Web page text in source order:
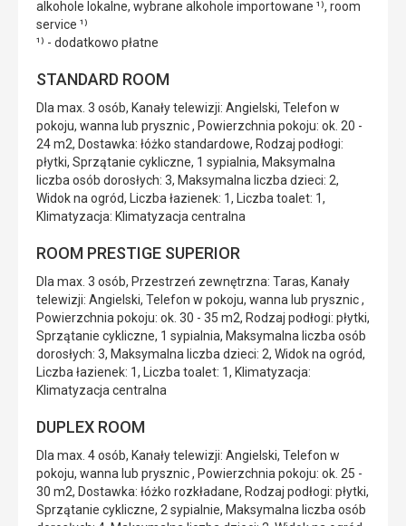
alkohole lokalne, wybrane alkohole importowane ¹⁾, room
service ¹⁾
¹⁾ - dodatkowo płatne
STANDARD ROOM
Dla max. 3 osób, Kanały telewizji: Angielski, Telefon w
pokoju, wanna lub prysznic , Powierzchnia pokoju: ok. 20 -
24 m2, Dostawka: łóżko standardowe, Rodzaj podłogi:
płytki, Sprzątanie cykliczne, 1 sypialnia, Maksymalna
liczba osób dorosłych: 3, Maksymalna liczba dzieci: 2,
Widok na ogród, Liczba łazienek: 1, Liczba toalet: 1,
Klimatyzacja: Klimatyzacja centralna
ROOM PRESTIGE SUPERIOR
Dla max. 3 osób, Przestrzeń zewnętrzna: Taras, Kanały
telewizji: Angielski, Telefon w pokoju, wanna lub prysznic ,
Powierzchnia pokoju: ok. 30 - 35 m2, Rodzaj podłogi: płytki,
Sprzątanie cykliczne, 1 sypialnia, Maksymalna liczba osób
dorosłych: 3, Maksymalna liczba dzieci: 2, Widok na ogród,
Liczba łazienek: 1, Liczba toalet: 1, Klimatyzacja:
Klimatyzacja centralna
DUPLEX ROOM
Dla max. 4 osób, Kanały telewizji: Angielski, Telefon w
pokoju, wanna lub prysznic , Powierzchnia pokoju: ok. 25 -
30 m2, Dostawka: łóżko rozkładane, Rodzaj podłogi: płytki,
Sprzątanie cykliczne, 2 sypialnie, Maksymalna liczba osób